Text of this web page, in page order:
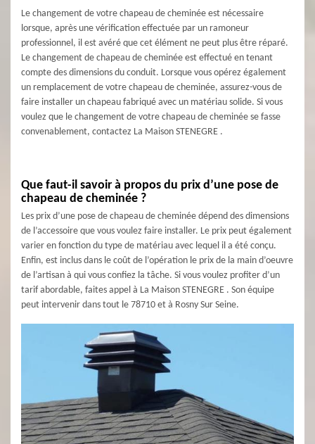
Le changement de votre chapeau de cheminée est nécessaire
lorsque, après une vérification effectuée par un ramoneur
professionnel, il est avéré que cet élément ne peut plus être réparé.
Le changement de chapeau de cheminée est effectué en tenant
compte des dimensions du conduit. Lorsque vous opérez également
un remplacement de votre chapeau de cheminée, assurez-vous de
faire installer un chapeau fabriqué avec un matériau solide. Si vous
voulez que le changement de votre chapeau de cheminée se fasse
convenablement, contactez La Maison STENEGRE .
Que faut-il savoir à propos du prix d’une pose de
chapeau de cheminée ?
Les prix d’une pose de chapeau de cheminée dépend des dimensions
de l’accessoire que vous voulez faire installer. Le prix peut également
varier en fonction du type de matériau avec lequel il a été conçu.
Enfin, est inclus dans le coût de l’opération le prix de la main d’oeuvre
de l’artisan à qui vous confiez la tâche. Si vous voulez profiter d’un
tarif abordable, faites appel à La Maison STENEGRE . Son équipe
peut intervenir dans tout le 78710 et à Rosny Sur Seine.